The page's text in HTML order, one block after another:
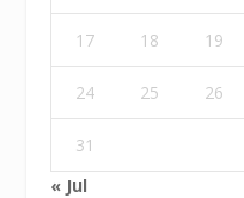
17 18 19
24 25 26
31
« Jul